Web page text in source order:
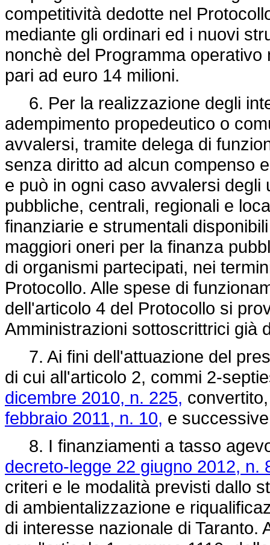
competitività dedotte nel
mediante gli ordinari ed i nuovi
nonchè del Programma
pari ad euro 14 milioni.
6. Per la realizzazione degli
adempimento propedeutico o
avvalersi, tramite delega di
senza diritto ad alcun compenso
e può in ogni caso avvalersi
pubbliche, centrali, regionali e
finanziarie e strumentali
maggiori oneri per la finanza
di organismi partecipati, nei
Protocollo. Alle spese di
dell'articolo 4 del Protocollo si
Amministrazioni sottoscrittrici già
7. Ai fini dell'attuazione del
di cui all'articolo 2, commi 2-
dicembre 2010, n. 225,
febbraio 2011, n. 10, e
8. I finanziamenti a tasso
decreto-legge 22 giugno 2012, n.
criteri e le modalità previsti dallo
di ambientalizzazione e
di interesse nazionale di Taranto.